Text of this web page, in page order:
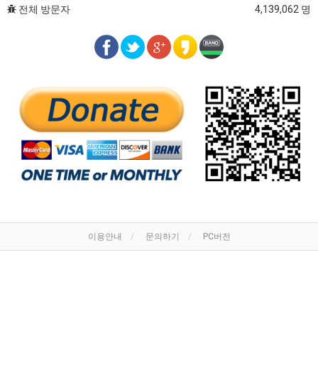
전체 방문자
4,139,062 명
이용안내 문의하기 PC버전